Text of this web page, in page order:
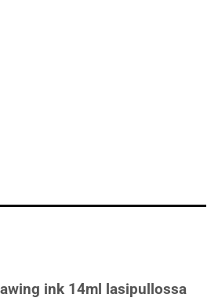
ink 14ml lasipullossa